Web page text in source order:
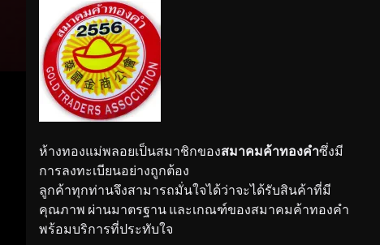
ห้างทองแม่พลอยเป็นสมาชิกของสมาคมค้าทองคำซึ่งมี
การลงทะเบียนอย่างถูกต้อง
ลูกค้าทุกท่านจึงสามารถมั่นใจได้ว่าจะได้รับสินค้าที่มี
คุณภาพ ผ่านมาตรฐาน และเกณฑ์ของสมาคมค้าทองคำ
พร้อมบริการที่ประทับใจ